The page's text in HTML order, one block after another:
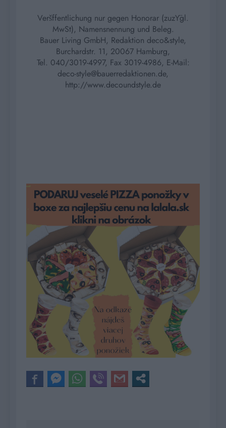
Veršffentlichung nur gegen Honorar (zuzŸgl.
MwSt), Namensnennung und Beleg.
Bauer Living GmbH, Redaktion deco&style,
Burchardstr. 11, 20067 Hamburg,
Tel. 040/3019-4997, Fax 3019-4986, E-Mail:
deco-style@bauerredaktionen.de,
http://www.decoundstyle.de